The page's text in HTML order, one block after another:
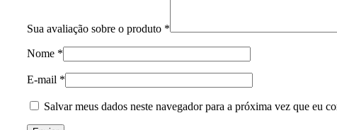
Sua avaliação sobre o produto *
Nome *
E-mail *
Salvar meus dados neste navegador para a próxima vez que eu